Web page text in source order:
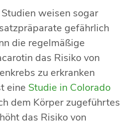
weisen sogar
gefährlich
die regelmäßige
das Risiko von
zu erkranken
eine Studie in Colorado
dem Körper zugeführtes
das Risiko von